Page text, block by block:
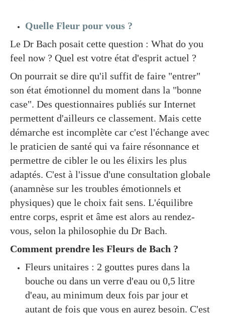
Quelle Fleur pour vous ?
Le Dr Bach posait cette question : What do you
feel now ? Quel est votre état d'esprit actuel ?
On pourrait se dire qu'il suffit de faire "entrer"
son état émotionnel du moment dans la "bonne
case". Des questionnaires publiés sur Internet
permettent d'ailleurs ce classement. Mais cette
démarche est incomplète car c'est l'échange avec
le praticien de santé qui va faire résonnance et
permettre de cibler le ou les élixirs les plus
adaptés. C'est à l'issue d'une consultation globale
(anamnèse sur les troubles émotionnels et
physiques) que le choix fait sens. L'équilibre
entre corps, esprit et âme est alors au rendez-
vous, selon la philosophie du Dr Bach.
Comment prendre les Fleurs de Bach ?
Fleurs unitaires : 2 gouttes pures dans la
bouche ou dans un verre d'eau ou 0,5 litre
d'eau, au minimum deux fois par jour et
autant de fois que vous en aurez besoin. C'est